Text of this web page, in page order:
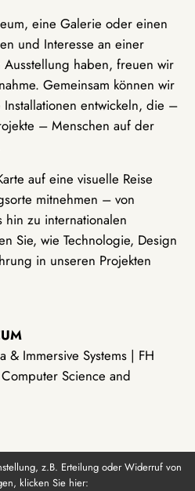
eine Galerie oder einen
und Interesse an einer
haben, freuen wir
Gemeinsam können wir
Installationen entwickeln, die –
– Menschen auf der
auf eine visuelle Reise
mitnehmen – von
zu internationalen
Sie, wie Technologie, Design
in unseren Projekten
Immersive Systems | FH
Science and
z.B. Erteilung oder Widerruf von
klicken Sie hier: